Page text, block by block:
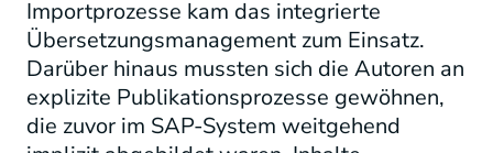
Importprozesse kam das integrierte
Übersetzungsmanagement zum Einsatz.
Darüber hinaus mussten sich die Autoren an
explizite Publikationsprozesse gewöhnen,
die zuvor im SAP-System weitgehend